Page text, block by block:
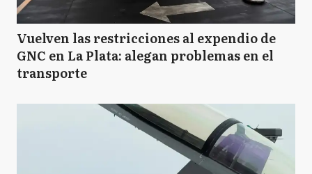
Vuelven las restricciones al expendio de
GNC en La Plata: alegan problemas en el
transporte